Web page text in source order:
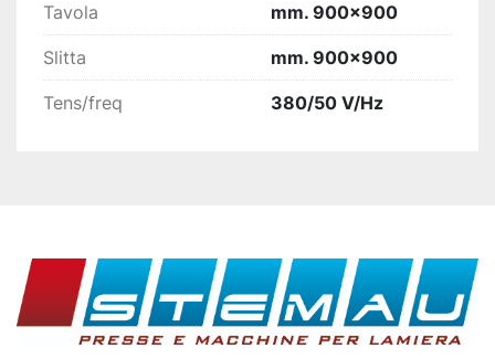
Tavola mm. 900×900
Slitta mm. 900×900
Tens/freq 380/50 V/Hz